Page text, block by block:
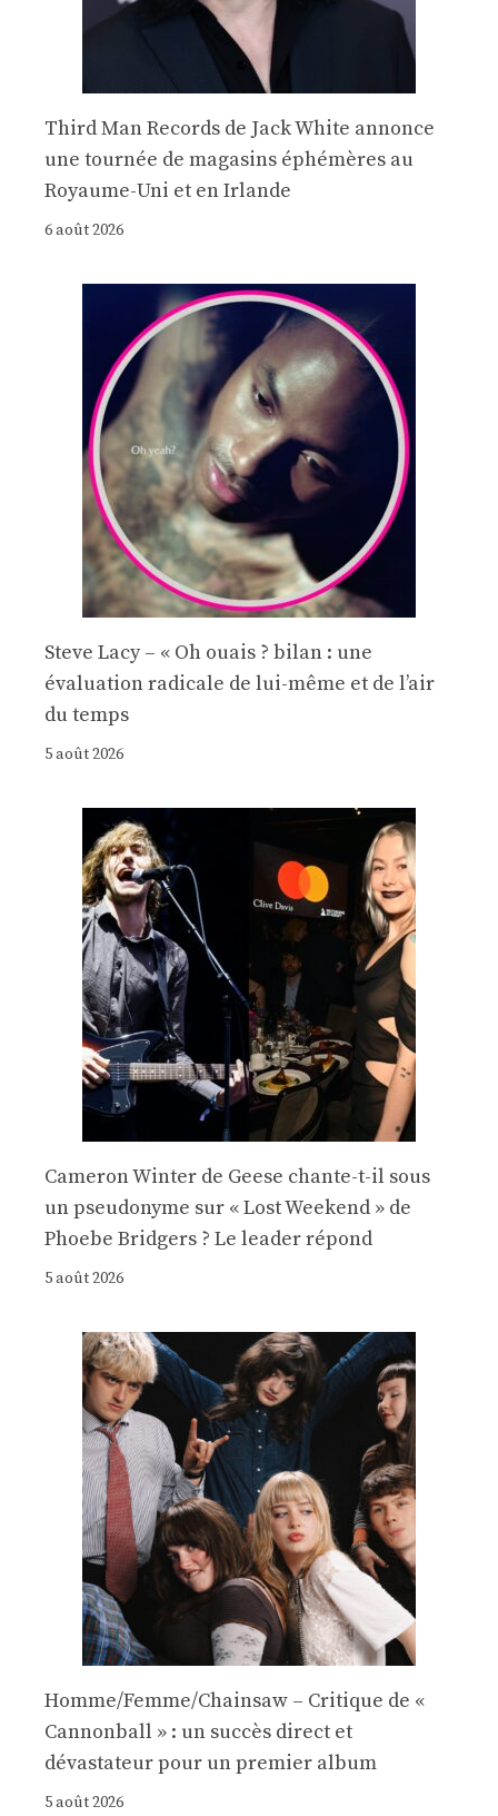
Third Man Records de Jack White annonce
une tournée de magasins éphémères au
Royaume-Uni et en Irlande
6 août 2026
Steve Lacy – « Oh ouais ? bilan : une
évaluation radicale de lui-même et de l’air
du temps
5 août 2026
Cameron Winter de Geese chante-t-il sous
un pseudonyme sur « Lost Weekend » de
Phoebe Bridgers ? Le leader répond
5 août 2026
Homme/Femme/Chainsaw – Critique de «
Cannonball » : un succès direct et
dévastateur pour un premier album
5 août 2026